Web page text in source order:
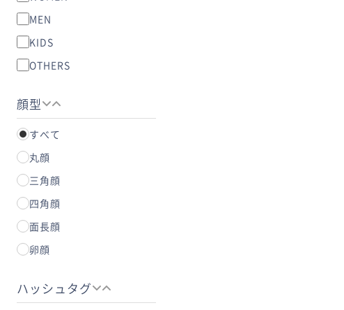
MEN
KIDS
OTHERS
顔型
すべて
丸顔
三角顔
四角顔
面長顔
卵顔
ハッシュタグ